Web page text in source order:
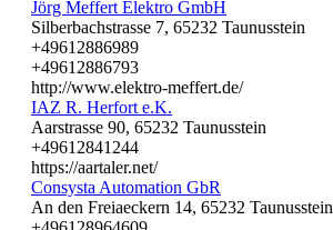
Jörg Meffert Elektro GmbH
Silberbachstrasse 7, 65232 Taunusstein
+49612886989
+49612886793
http://www.elektro-meffert.de/
IAZ R. Herfort e.K.
Aarstrasse 90, 65232 Taunusstein
+49612841244
https://aartaler.net/
Consysta Automation GbR
An den Freiaeckern 14, 65232 Taunusstein